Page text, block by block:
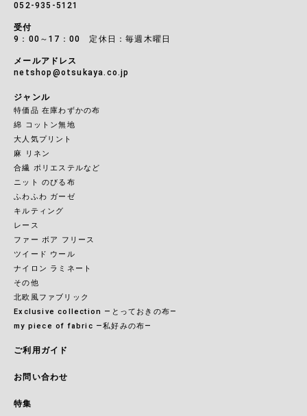
052-935-5121
受付
9：00～17：00 定休日：毎週木曜日
メールアドレス
netshop@otsukaya.co.jp
ジャンル
特価品 在庫わずかの布
綿 コットン無地
大人気プリント
麻 リネン
合繊 ポリエステルなど
ニット のびる布
ふわふわ ガーゼ
キルティング
レース
ファー ボア フリース
ツイード ウール
ナイロン ラミネート
その他
北欧風ファブリック
Exclusive collection ―とっておきの布―
my piece of fabric ―私好みの布―
ご利用ガイド
お問い合わせ
特集